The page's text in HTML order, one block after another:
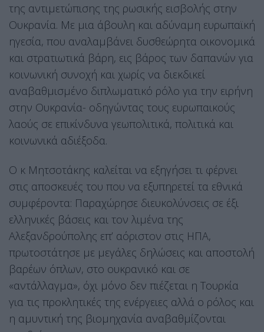
της αντιμετώπισης της ρωσικής εισβολής στην
Ουκρανία. Με μια άβουλη και αδύναμη ευρωπαϊκή
ηγεσία, που αναλαμβάνει δυσθεώρητα οικονομικά
και στρατιωτικά βάρη, εις βάρος των δαπανών για
κοινωνική συνοχή και χωρίς να διεκδικεί
αναβαθμισμένο διπλωματικό ρόλο για την ειρήνη
στην Ουκρανία- οδηγώντας τους ευρωπαικούς
λαούς σε επικίνδυνα γεωπολιτικά, πολιτικά και
κοινωνικά αδιέξοδα.
Ο κ Μητσοτάκης καλείται να εξηγήσει τι φέρνει
στις αποσκευές του που να εξυπηρετεί τα εθνικά
συμφέροντα: Παραχώρησε διευκολύνσεις σε έξι
ελληνικές βάσεις και τον λιμένα της
Αλεξανδρούπολης επ’ αόριστον στις ΗΠΑ,
πρωτοστάτησε με μεγάλες δηλώσεις και αποστολή
βαρέων όπλων, στο ουκρανικό και σε
«αντάλλαγμα», όχι μόνο δεν πιέζεται η Τουρκία
για τις προκλητικές της ενέργειες αλλά ο ρόλος και
η αμυντική της βιομηχανία αναβαθμίζονται